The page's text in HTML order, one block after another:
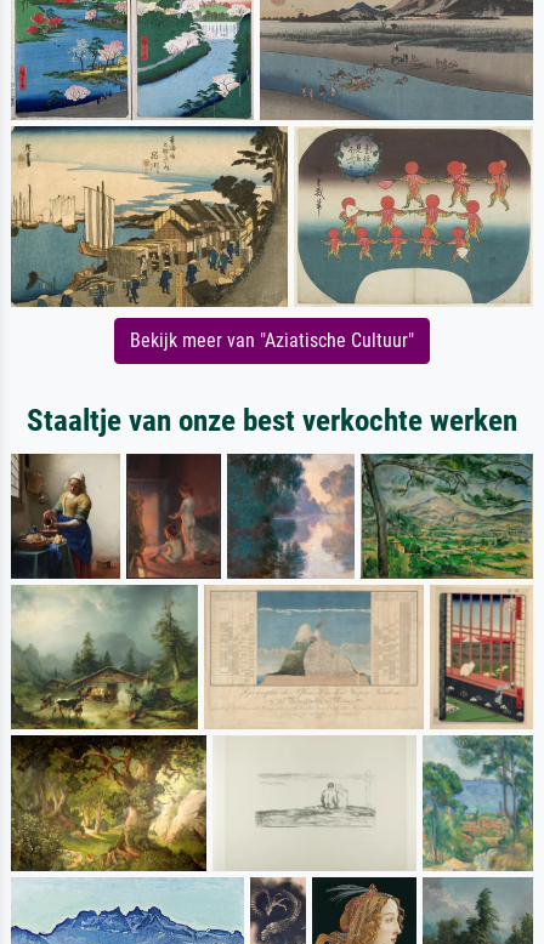
Bekijk meer van "Aziatische Cultuur"
Staaltje van onze best verkochte werken